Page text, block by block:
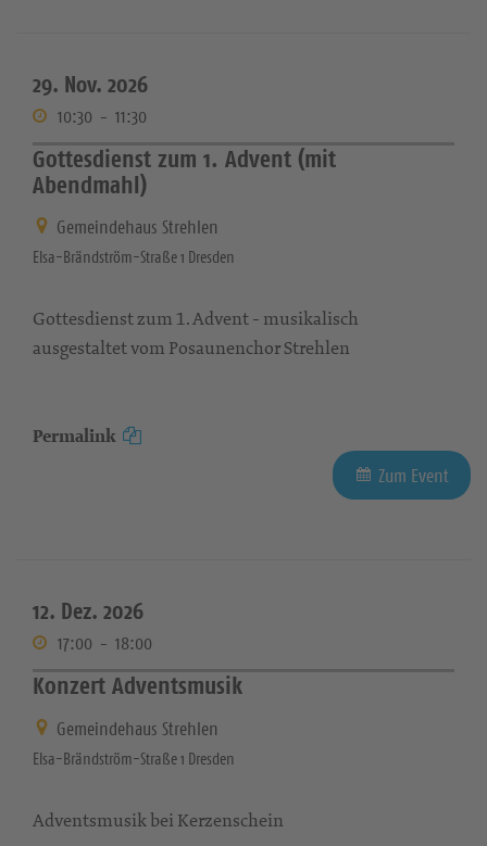
29. Nov. 2026
10:30 - 11:30
Gottesdienst zum 1. Advent (mit
Abendmahl)
Gemeindehaus Strehlen
Elsa-Brändström-Straße 1 Dresden
Gottesdienst zum 1. Advent - musikalisch
ausgestaltet vom Posaunenchor Strehlen
Permalink
Zum Event
12. Dez. 2026
17:00 - 18:00
Konzert Adventsmusik
Gemeindehaus Strehlen
Elsa-Brändström-Straße 1 Dresden
Adventsmusik bei Kerzenschein